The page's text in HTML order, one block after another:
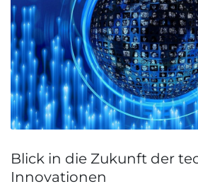
Blick in die Zukunft der
Innovationen